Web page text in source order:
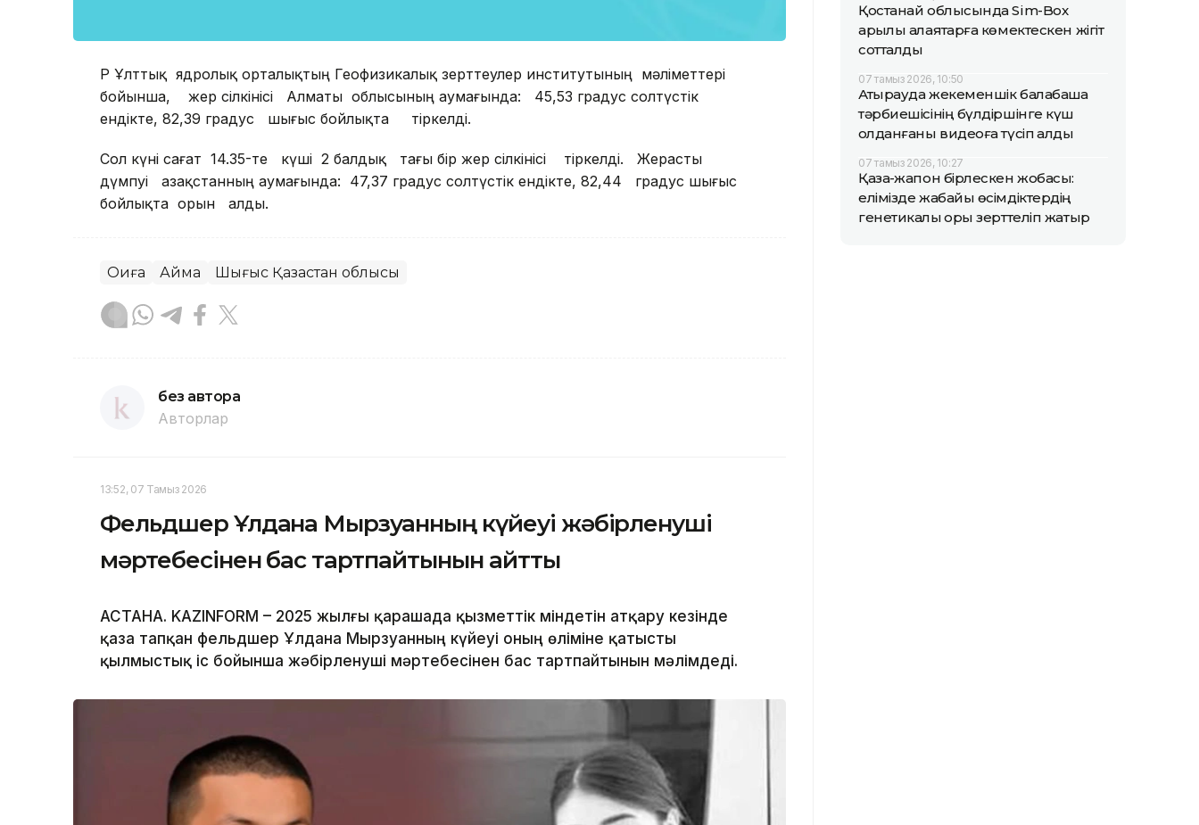
ҚР Ұлттық ядролық орталықтың Геофизикалық зерттеулер институтының мәліметтері
бойынша, жер сілкінісі Алматы облысының аумағында: 45,53 градус солтүстік
ендікте, 82,39 градус шығыс бойлықта тіркелді.
Сол күні сағат 14.35-те күші 2 балдық тағы бір жер сілкінісі тіркелді. Жерасты
дүмпуі Қазақстанның аумағында: 47,37 градус солтүстік ендікте, 82,44 градус шығыс
бойлықта орын алды.
Оқиға Аймақ Шығыс Қазақстан облысы
без автора
Авторлар
13:52, 07 Тамыз 2026
Фельдшер Ұлдана Мырзуанның күйеуі жәбірленуші
мәртебесінен бас тартпайтынын айтты
АСТАНА. KAZINFORM – 2025 жылғы қарашада қызметтік міндетін атқару кезінде
қаза тапқан фельдшер Ұлдана Мырзуанның күйеуі оның өліміне қатысты
қылмыстық іс бойынша жәбірленуші мәртебесінен бас тартпайтынын мәлімдеді.
Қостанай облысында Sim-Box
арқылы алаяқтарға көмектескен жігіт
сотталды
07 тамыз 2026, 10:50
Атырауда жекеменшік балабақша
тәрбиешісінің бүлдіршінге күш
қолданғаны видеоға түсіп қалды
07 тамыз 2026, 10:27
Қазақ-жапон бірлескен жобасы:
елімізде жабайы өсімдіктердің
генетикалық қоры зерттеліп жатыр